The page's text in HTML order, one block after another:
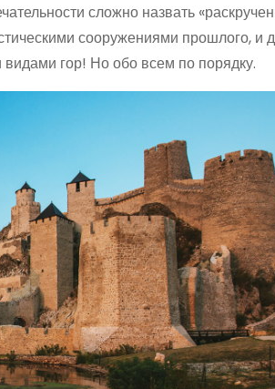
сложно назвать
сооружениями прошлого, и
гор! Но обо всем по порядку.